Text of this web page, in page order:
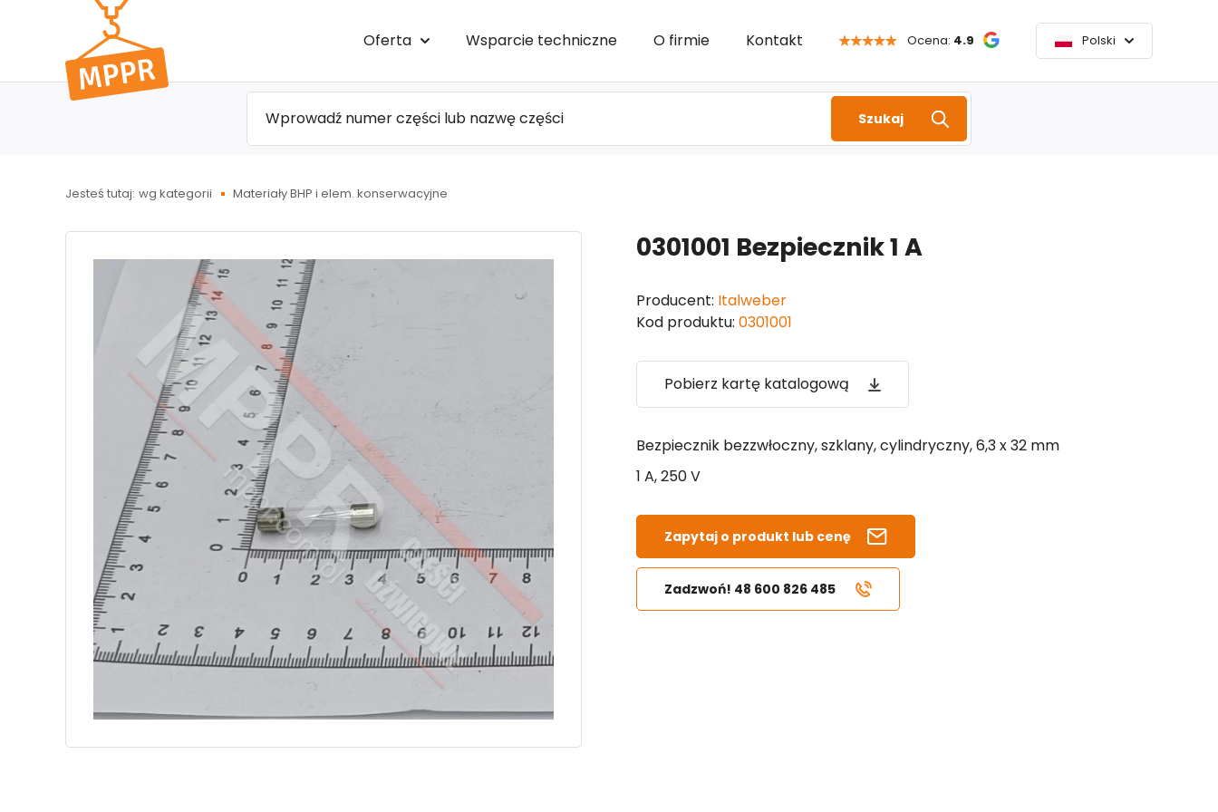
do menu
głównego
Oferta Wsparcie techniczne O firmie Kontakt Ocena: 4.9 Polski
Szukaj
Jesteś tutaj: wg kategorii Materiały BHP i elem. konserwacyjne
0301001 Bezpiecznik 1 A
Producent: Italweber
Kod produktu: 0301001
Pobierz kartę katalogową
Bezpiecznik bezzwłoczny, szklany, cylindryczny, 6,3 x 32 mm
1 A, 250 V
Zapytaj o produkt lub cenę
Zadzwoń! 48 600 826 485